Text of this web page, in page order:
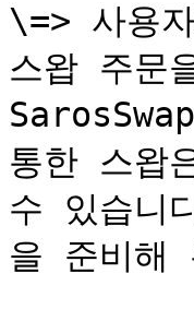
\=> 사용
스왑 주문
통한 스왑
수 있습니
을 준비해